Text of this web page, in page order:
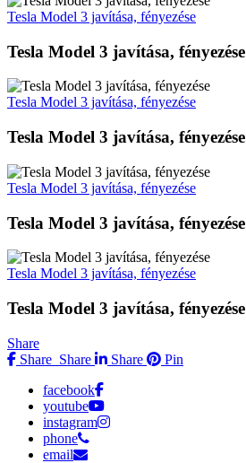
Tesla Model 3 javítása, fényezése
Tesla Model 3 javítása, fényezése
Tesla Model 3 javítása, fényezése
Tesla Model 3 javítása, fényezése
Tesla Model 3 javítása, fényezése
Tesla Model 3 javítása, fényezése
Tesla Model 3 javítása, fényezése
Tesla Model 3 javítása, fényezése
Share
Share Share Share
Pin
facebook
youtube
instagram
phone
email